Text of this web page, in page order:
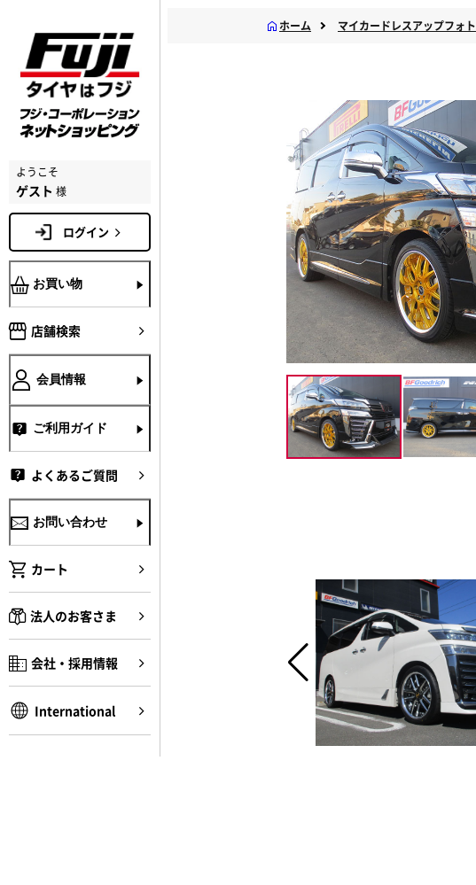
ようこそ
ゲスト 様
ログイン
お買い物
店舗検索
会員情報
ご利用ガイド
よくあるご質問
お問い合わせ
カート
法人のお客さま
会社・採用情報
International
ホーム マイカードレスアップフォト